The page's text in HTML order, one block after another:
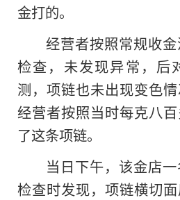
金打的。
经营者按照常规收
检查，未发现异常，后
测，项链也未出现变色情
经营者按照当时每克八
了这条项链。
当日下午，该金店
检查时发现，项链横切